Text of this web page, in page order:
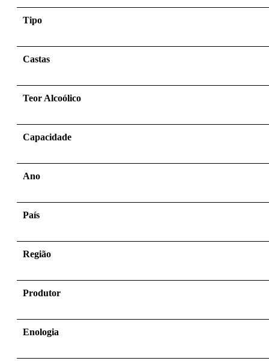
Tipo
Castas
Teor Alcoólico
Capacidade
Ano
País
Região
Produtor
Enologia